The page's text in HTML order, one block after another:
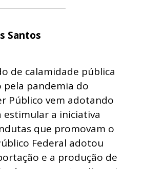
Santos
de calamidade pública
pela pandemia do
Público vem adotando
estimular a iniciativa
que promovam o
Federal adotou
e a produção de